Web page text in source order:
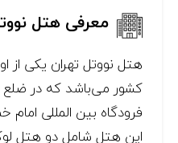
معرفی هتل
هتل نووتل تهران یکی از
کشور می‌باشد که در ضلع
فرودگاه بین المللی
این هتل شامل دو هتل